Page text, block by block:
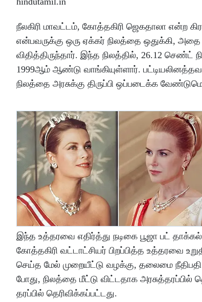
நீலகிரி மாவட்டம், கோத்தகிரி ஜெகதாலா என்ற
என்பவருக்கு ஒரு ஏக்கர் நிலத்தை ஒதுக்கி,
விதித்திருந்தார். இந்த நிலத்தில், 26.12 செண்ட்
1999ஆம் ஆண்டு வாங்கியுள்ளார்.
நிலத்தை அரசுக்கு திருப்பி ஒப்படைக்க
இந்த உத்தரவை எதிர்த்து நடிகை பூஜா பட்
கோத்தகிரி வட்டாட்சியர் பிறப்பித்த உத்தரவை
செய்த மேல் முறையீட்டு வழக்கு, தலைமை
போது, நிலத்தை மீட்டு விட்டதாக
தரப்பில் தெரிவிக்கப்பட்டது.